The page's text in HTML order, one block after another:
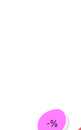
-%